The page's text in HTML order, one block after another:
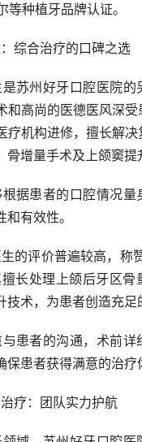
等种植牙品牌认证。
：综合治疗的口碑之选
和高尚的医德医风深
疗机构进修，擅长解
增量手术及上颌窦提
有效性。
长处理上颌后牙区骨
术，为患者创造充足
患者获得满意的治疗
治疗：团队实力护航